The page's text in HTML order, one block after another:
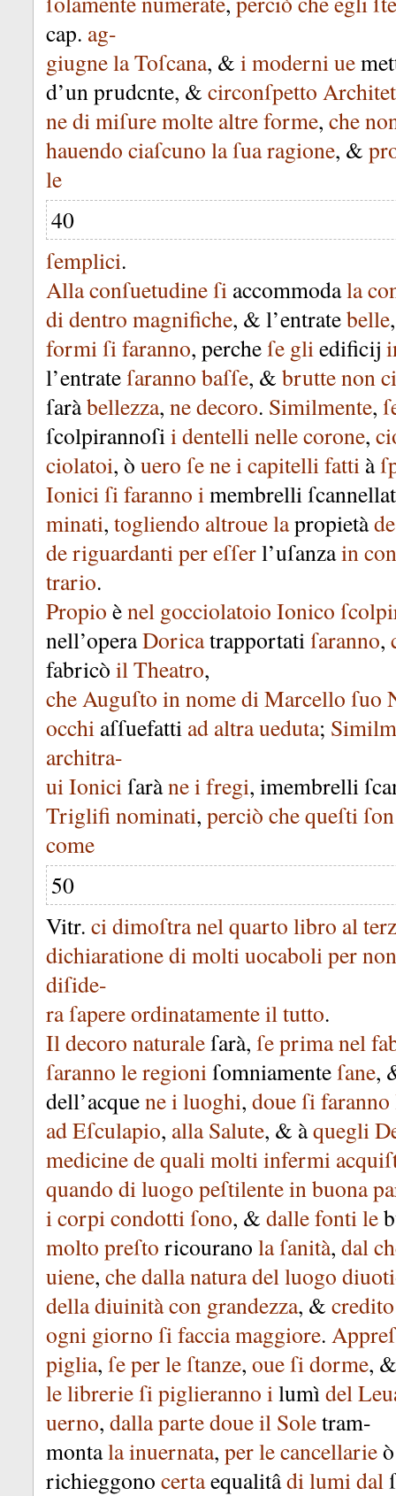
cap. ag-
giugnelaToſcana, & imoderniue
d’unprudcnte, & circonſpetto
nedimiſuremolte altreforme, che
hauendo ciaſcuno laſuaragione, &
le
40
ſemplici.
Allaconſuetudineſi accommodala
didentro magnifiche, & l’entratebelle
formiſifaranno, percheſe gliedificĳ
l’entrateſaranno baſſe, & bruttenonci
ſaràbellezza, nedecoro. Similmente,
ſcolpirannoſiidentellinellecorone,
ciolatoi, ò uero ſeneicapitellifatti à
Ioniciſifaranno imembrelli
minati, togliendo altrouelapropietàde
deriguardantipereſſerl’uſanzain
trario.
Propio ènel gocciolatoio Ionico
nell’operaDoricatrapportatiſaranno,
fabricò ilTheatro,
cheAuguſto innomediMarcello ſuo
occhi aſſuefatti ad altraueduta;
architra-
uiIoniciſaràneifregi, imembrelli
Triglifinominati, perciò chequeſtiſon
come
50
Vitr. cidimoſtranelquarto libro al
dichiarationedimoltiuocabolipernon
diſide-
raſapereordinatamenteiltutto.
Ildecoro naturaleſarà, ſeprimanel
ſaranno leregioniſomniamenteſane,
dell’acqueneiluoghi, doueſifaranno
adEſculapio, alla Salute, & àquegli
medicinedequalimoltiinfermi
quando diluogo peſtilenteinbuona
icorpicondottiſono, & dallefontile
molto preſto ricourano laſanità, dal
uiene, chedallanaturadelluogo
delladiuinitàcon grandezza, & credito
ogni giorno ſifacciamaggiore.
piglia, ſeperleſtanze, oueſidorme,
lelibrerieſipiglieranno ilumìdel
uerno, dallapartedoueil Soletram-
montalainuernata, perlecancellarieò
richieggono certaequalitâdilumidal